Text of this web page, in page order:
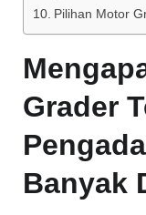
Pilihan Motor
Grader
Banyak